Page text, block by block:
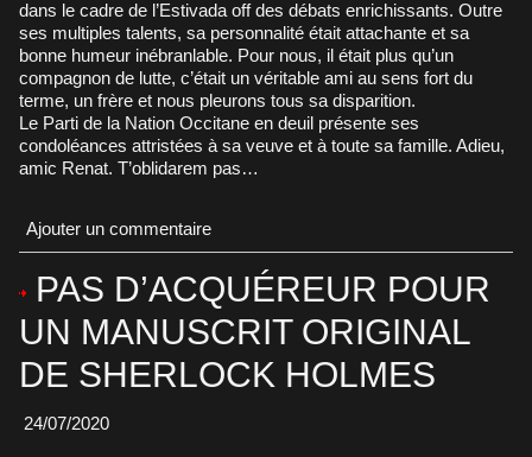
dans le cadre de l’Estivada off des débats enrichissants. Outre
ses multiples talents, sa personnalité était attachante et sa
bonne humeur inébranlable. Pour nous, il était plus qu’un
compagnon de lutte, c’était un véritable ami au sens fort du
terme, un frère et nous pleurons tous sa disparition.
Le Parti de la Nation Occitane en deuil présente ses
condoléances attristées à sa veuve et à toute sa famille. Adieu,
amic Renat. T’oblidarem pas…
Ajouter un commentaire
PAS D’ACQUÉREUR POUR
UN MANUSCRIT ORIGINAL
DE SHERLOCK HOLMES
24/07/2020